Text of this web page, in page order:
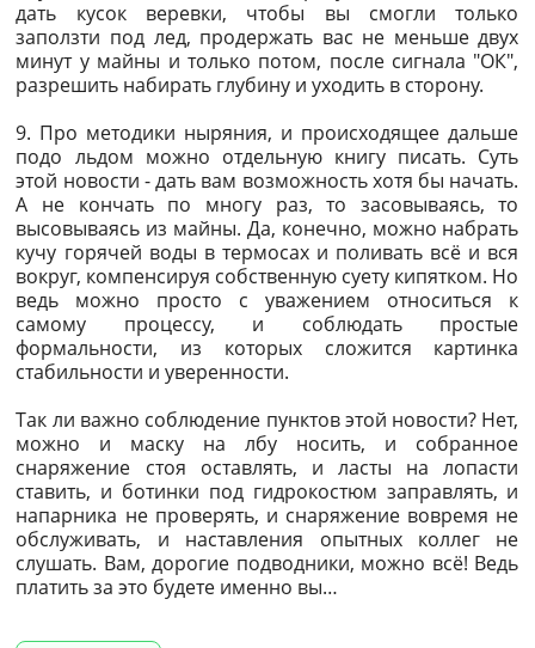
дать кусок веревки, чтобы вы смогли только
заползти под лед, продержать вас не меньше двух
минут у майны и только потом, после сигнала "ОК",
разрешить набирать глубину и уходить в сторону.
9. Про методики ныряния, и происходящее дальше
подо льдом можно отдельную книгу писать. Суть
этой новости - дать вам возможность хотя бы начать.
А не кончать по многу раз, то засовываясь, то
высовываясь из майны. Да, конечно, можно набрать
кучу горячей воды в термосах и поливать всё и вся
вокруг, компенсируя собственную суету кипятком. Но
ведь можно просто с уважением относиться к
самому процессу, и соблюдать простые
формальности, из которых сложится картинка
стабильности и уверенности.
Так ли важно соблюдение пунктов этой новости? Нет,
можно и маску на лбу носить, и собранное
снаряжение стоя оставлять, и ласты на лопасти
ставить, и ботинки под гидрокостюм заправлять, и
напарника не проверять, и снаряжение вовремя не
обслуживать, и наставления опытных коллег не
слушать. Вам, дорогие подводники, можно всё! Ведь
платить за это будете именно вы…